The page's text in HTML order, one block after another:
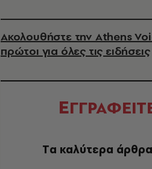
Ακολουθήστε την Athens
πρώτοι για όλες τις ειδήσεις
Ε
Tα καλύτερα